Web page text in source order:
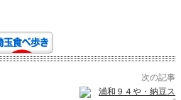
次の記事